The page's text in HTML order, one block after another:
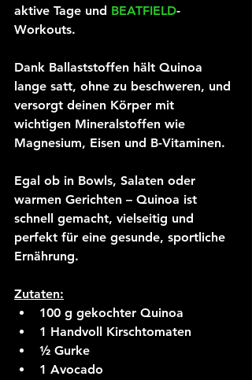
aktive Tage und BEATFIELD-
Workouts.
Dank Ballaststoffen hält Quinoa
lange satt, ohne zu beschweren, und
versorgt deinen Körper mit
wichtigen Mineralstoffen wie
Magnesium, Eisen und B-Vitaminen.
Egal ob in Bowls, Salaten oder
warmen Gerichten – Quinoa ist
schnell gemacht, vielseitig und
perfekt für eine gesunde, sportliche
Ernährung.
Zutaten:
100 g gekochter Quinoa
1 Handvoll Kirschtomaten
½ Gurke
1 Avocado